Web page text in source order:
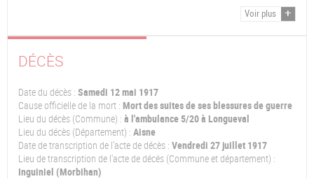
Voir plus
DÉCÈS
Date du décès : Samedi 12 mai 1917
Cause officielle de la mort : Mort des suites de ses blessures de guerre
Lieu du décès (Commune) : à l'ambulance 5/20 à Longueval
Lieu du décès (Département) : Aisne
Date de transcription de l'acte de décès : Vendredi 27 juillet 1917
Lieu de transcription de l'acte de décés (Commune et département) :
Inguiniel (Morbihan)